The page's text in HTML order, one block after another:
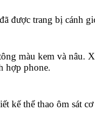
được trang bị cánh
màu kem và nâu.
hợp phone.
kế thể thao ôm sát